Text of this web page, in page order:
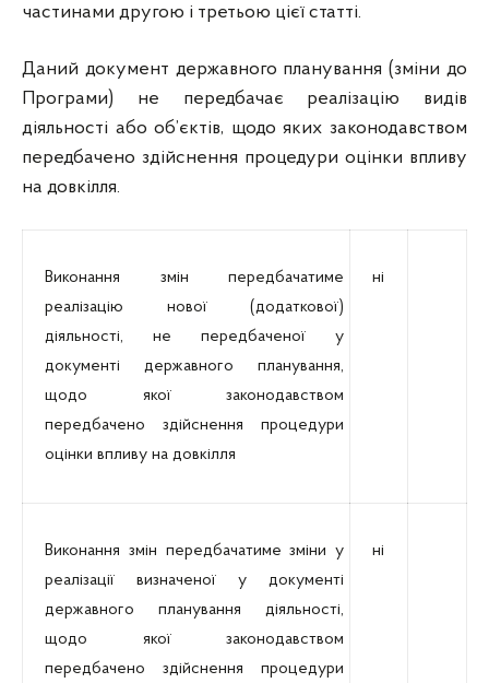
частинами другою і третьою цієї статті.
Даний документ державного планування (зміни до
Програми) не передбачає реалізацію видів
діяльності або об’єктів, щодо яких законодавством
передбачено здійснення процедури оцінки впливу
на довкілля.
Виконання змін передбачатиме
реалізацію нової (додаткової)
діяльності, не передбаченої у
документі державного планування,
щодо якої законодавством
передбачено здійснення процедури
оцінки впливу на довкілля
ні
Виконання змін передбачатиме зміни у
реалізації визначеної у документі
державного планування діяльності,
щодо якої законодавством
передбачено здійснення процедури
ні